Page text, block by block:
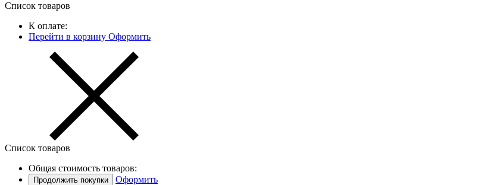
Список товаров
К оплате:
Перейти в корзину Оформить
Список товаров
Общая стоимость товаров:
Продолжить покупки Оформить